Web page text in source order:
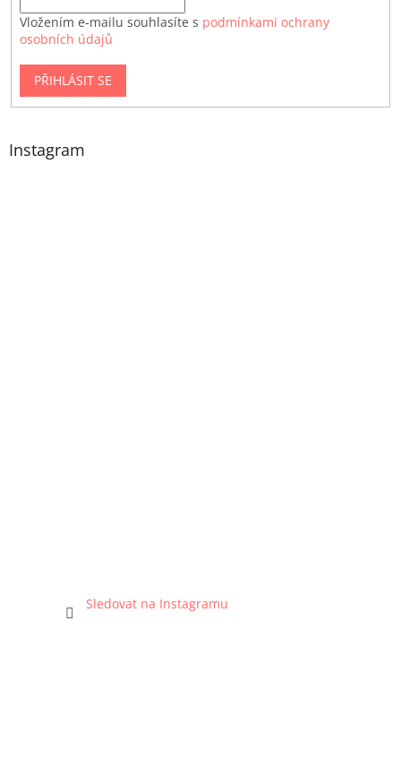
Vložením e-mailu souhlasíte s podmínkami ochrany
osobních údajů
PŘIHLÁSIT SE
Instagram
Sledovat na Instagramu